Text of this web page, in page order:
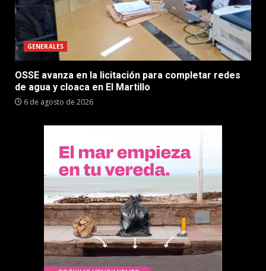
GENERALES
OSSE avanza en la licitación para completar redes
de agua y cloaca en El Martillo
6 de agosto de 2026